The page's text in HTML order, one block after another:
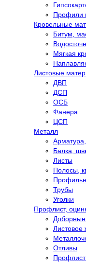
Профили
Кровельные
Битум,
Мягкая
Листовые
ДВП
ДСП
ОСБ
Фанера
ЦСП
Металл
Балка,
Листы
Полосы,
Трубы
Уголки
Профлист,
Листовое
Отливы